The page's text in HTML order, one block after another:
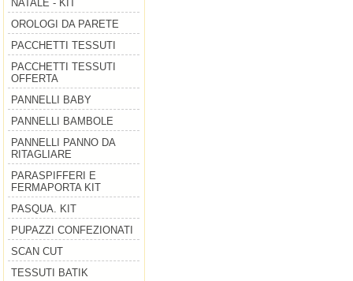
NATALE - KIT
OROLOGI DA PARETE
PACCHETTI TESSUTI
PACCHETTI TESSUTI
OFFERTA
PANNELLI BABY
PANNELLI BAMBOLE
PANNELLI PANNO DA
RITAGLIARE
PARASPIFFERI E
FERMAPORTA KIT
PASQUA. KIT
PUPAZZI CONFEZIONATI
SCAN CUT
TESSUTI BATIK